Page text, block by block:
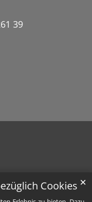
Cookies ✕
39